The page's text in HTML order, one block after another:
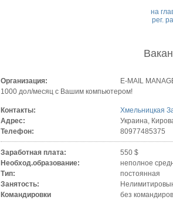
на
рег.
Организация:
E-MAIL
1000 дол/месяц с Вашим компьютером!
Контакты:
Хмельницкая
Адрес:
Украина,
Телефон:
80977485375
Заработная плата:
550 $
Необход.образование:
неполное
Тип:
постоянная
Занятость:
Командировки
без